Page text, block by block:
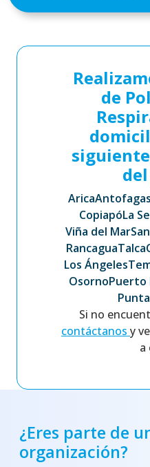
de
Arica
CopiapóLa
Viña del Mar
RancaguaTalca
Los Ángeles
Osorno
Si no
contáctanos y
a
¿Eres parte de
organización?